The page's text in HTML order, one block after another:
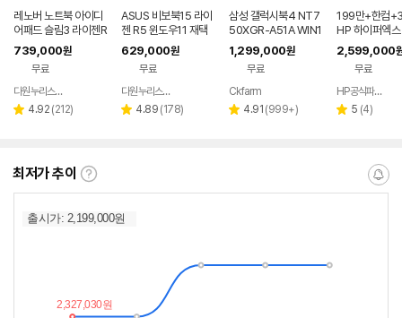
레노버 노트북 아이디
어패드 슬림3 라이젠R
5 8GB 256GB 윈도
우11
739,000원
무료
페이
다원누리스토어
별 4.92 리
(212)
ASUS 비보북15 라이
젠 R5 윈도우11 재택
근무 싼 노트북
629,000원
무료
페이
다원누리스토어
별 4.89 리
(178)
삼성 갤럭시북4 NT7
50XGR-A51A WIN1
1 FPP(버젼UP설치)
업무용 학생용 사무용
노트북 문스톤그레이
1,299,000원
무료
페이
Ckfarm
별 4.91 리
(999+)
199만+한컴
HP 하이퍼엑스
6 AI7 450
0 게이밍 노트
2,599,000
무료
HP공식파트너 이텍컴퓨터
별 5 리
(4)
최저가 추이
최
가
알